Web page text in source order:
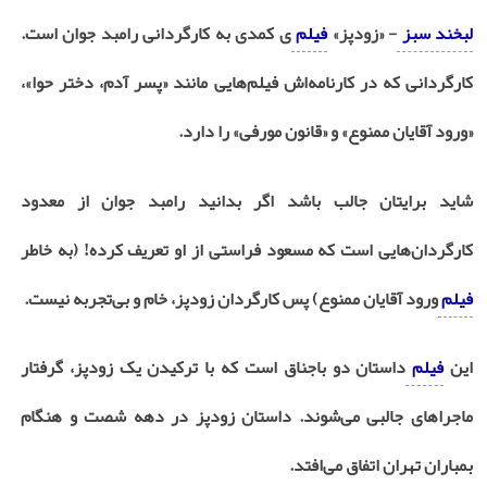
لبخند سبز- «زودپز»فیلمی کمدی به کارگردانی رامبد جوان است.
کارگردانی که در کارنامه‌اش فیلم‌هایی مانند «پسر آدم، دختر حوا»،
«ورود آقایان ممنوع» و «قانون مورفی» را دارد.
شاید برایتان جالب باشد اگر بدانید رامبد جوان از معدود
کارگردان‌هایی است که مسعود فراستی از او تعریف کرده! (به خاطر
فیلمورود آقایان ممنوع) پس کارگردان زودپز، خام و بی‌تجربه نیست.
اینفیلمداستان دو باجناق است که با ترکیدن یک زودپز، گرفتار
ماجراهای جالبی می‌شوند. داستان زودپز در دهه شصت و هنگام
بمباران تهران اتفاق می‌افتد.